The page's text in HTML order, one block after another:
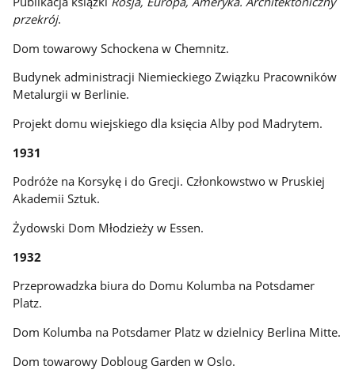
przekrój.
Dom towarowy Schockena w Chemnitz.
Budynek administracji Niemieckiego Związku Pracowników
Metalurgii w Berlinie.
Projekt domu wiejskiego dla księcia Alby pod Madrytem.
1931
Podróże na Korsykę i do Grecji. Członkowstwo w Pruskiej
Akademii Sztuk.
Żydowski Dom Młodzieży w Essen.
1932
Przeprowadzka biura do Domu Kolumba na Potsdamer
Platz.
Dom Kolumba na Potsdamer Platz w dzielnicy Berlina Mitte.
Dom towarowy Dobloug Garden w Oslo.